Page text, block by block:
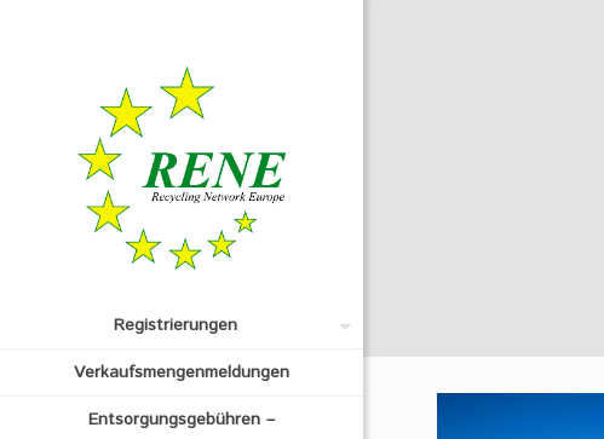
Registrierungen
Verkaufsmengenmeldungen
Entsorgungsgebühren –